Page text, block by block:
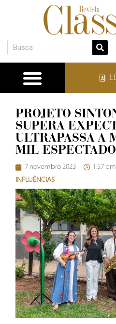
PROJETO
SUPERA
ULTRAPASSA A
MIL
7 novembro 2023
1:57 pm
INFLUÊNCIAS